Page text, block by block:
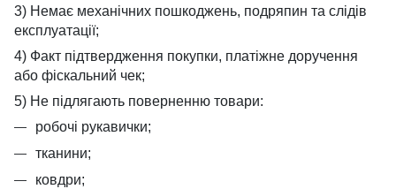
3) Немає механічних пошкоджень, подряпин та слідів
експлуатації;
4) Факт підтвердження покупки, платіжне доручення
або фіскальний чек;
5) Не підлягають поверненню товари:
робочі рукавички;
тканини;
ковдри;